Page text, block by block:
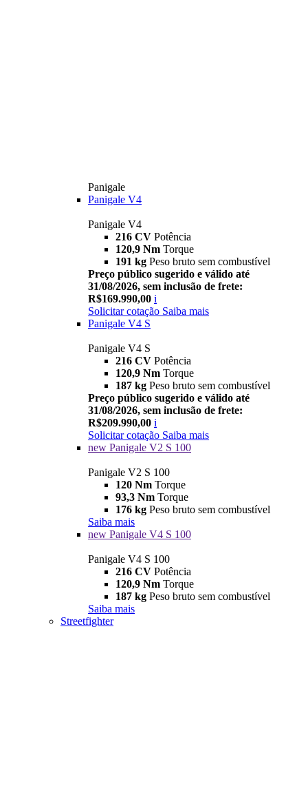
Panigale
Panigale V4
Panigale V4
216 CV Potência
120,9 Nm Torque
191 kg Peso bruto sem combustível
Preço público sugerido e válido até
31/08/2026, sem inclusão de frete:
R$169.990,00 i
Solicitar cotação Saiba mais
Panigale V4 S
Panigale V4 S
216 CV Potência
120,9 Nm Torque
187 kg Peso bruto sem combustível
Preço público sugerido e válido até
31/08/2026, sem inclusão de frete:
R$209.990,00 i
Solicitar cotação Saiba mais
new Panigale V2 S 100
Panigale V2 S 100
120 Nm Torque
93,3 Nm Torque
176 kg Peso bruto sem combustível
Saiba mais
new Panigale V4 S 100
Panigale V4 S 100
216 CV Potência
120,9 Nm Torque
187 kg Peso bruto sem combustível
Saiba mais
Streetfighter